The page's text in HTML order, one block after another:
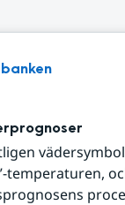
temperaturen,